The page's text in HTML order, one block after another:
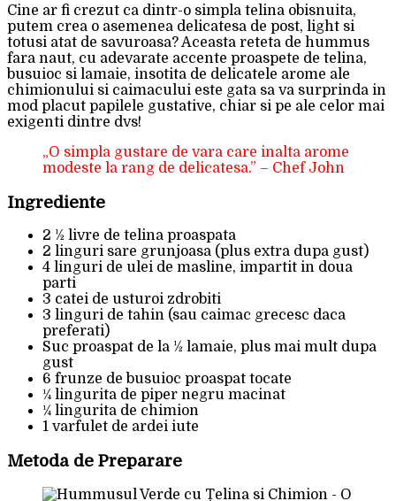
Cine ar fi crezut ca dintr-o simpla telina obisnuita,
putem crea o asemenea delicatesa de post, light si
totusi atat de savuroasa? Aceasta reteta de hummus
fara naut, cu adevarate accente proaspete de telina,
busuioc si lamaie, insotita de delicatele arome ale
chimionului si caimacului este gata sa va surprinda in
mod placut papilele gustative, chiar si pe ale celor mai
exigenti dintre dvs!
„O simpla gustare de vara care inalta arome
modeste la rang de delicatesa.” – Chef John
Ingrediente
2 1⁄2 livre de telina proaspata
2 linguri sare grunjoasa (plus extra dupa gust)
4 linguri de ulei de masline, impartit in doua
parti
3 catei de usturoi zdrobiti
3 linguri de tahin (sau caimac grecesc daca
preferati)
Suc proaspat de la 1⁄2 lamaie, plus mai mult dupa
gust
6 frunze de busuioc proaspat tocate
1⁄4 lingurita de piper negru macinat
1⁄4 lingurita de chimion
1 varfulet de ardei iute
Metoda de Preparare